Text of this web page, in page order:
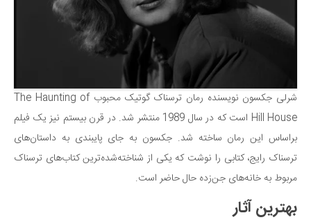
شرلی جکسون نویسنده رمان ترسناک گوتیک محبوب The Haunting of
Hill House است که در سال 1989 منتشر شد. در قرن بیستم نیز یک فیلم
براساس این رمان ساخته شد. جکسون به‌ جای پایبندی به داستان‌های
ترسناک رایج، کتابی را نوشت که یکی از شناخته‌شده‌ترین کتاب‌های ترسناک
مربوط به خانه‌های جن‌زده حال حاضر است.
بهترین آثار